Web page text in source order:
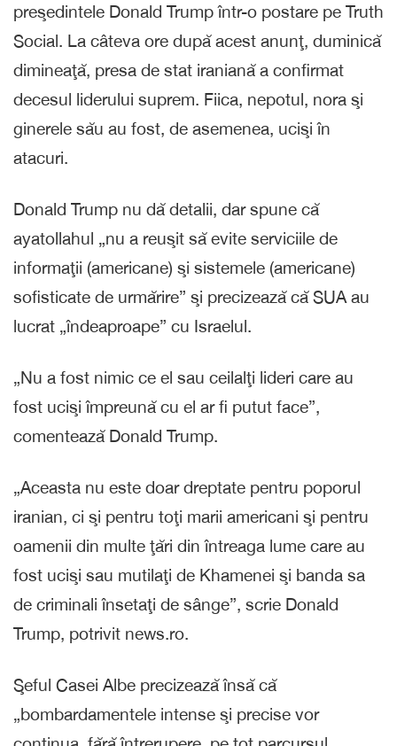
preşedintele Donald Trump într-o postare pe Truth
Social. La câteva ore după acest anunţ, duminică
dimineaţă, presa de stat iraniană a confirmat
decesul liderului suprem. Fiica, nepotul, nora şi
ginerele său au fost, de asemenea, ucişi în
atacuri.
Donald Trump nu dă detalii, dar spune că
ayatollahul „nu a reuşit să evite serviciile de
informaţii (americane) şi sistemele (americane)
sofisticate de urmărire” şi precizează că SUA au
lucrat „îndeaproape” cu Israelul.
„Nu a fost nimic ce el sau ceilalţi lideri care au
fost ucişi împreună cu el ar fi putut face”,
comentează Donald Trump.
„Aceasta nu este doar dreptate pentru poporul
iranian, ci şi pentru toţi marii americani şi pentru
oamenii din multe ţări din întreaga lume care au
fost ucişi sau mutilaţi de Khamenei şi banda sa
de criminali însetaţi de sânge”, scrie Donald
Trump, potrivit news.ro.
Şeful Casei Albe precizează însă că
„bombardamentele intense şi precise vor